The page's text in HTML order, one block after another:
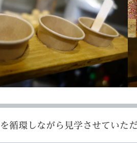
循環しながら見学させていただ